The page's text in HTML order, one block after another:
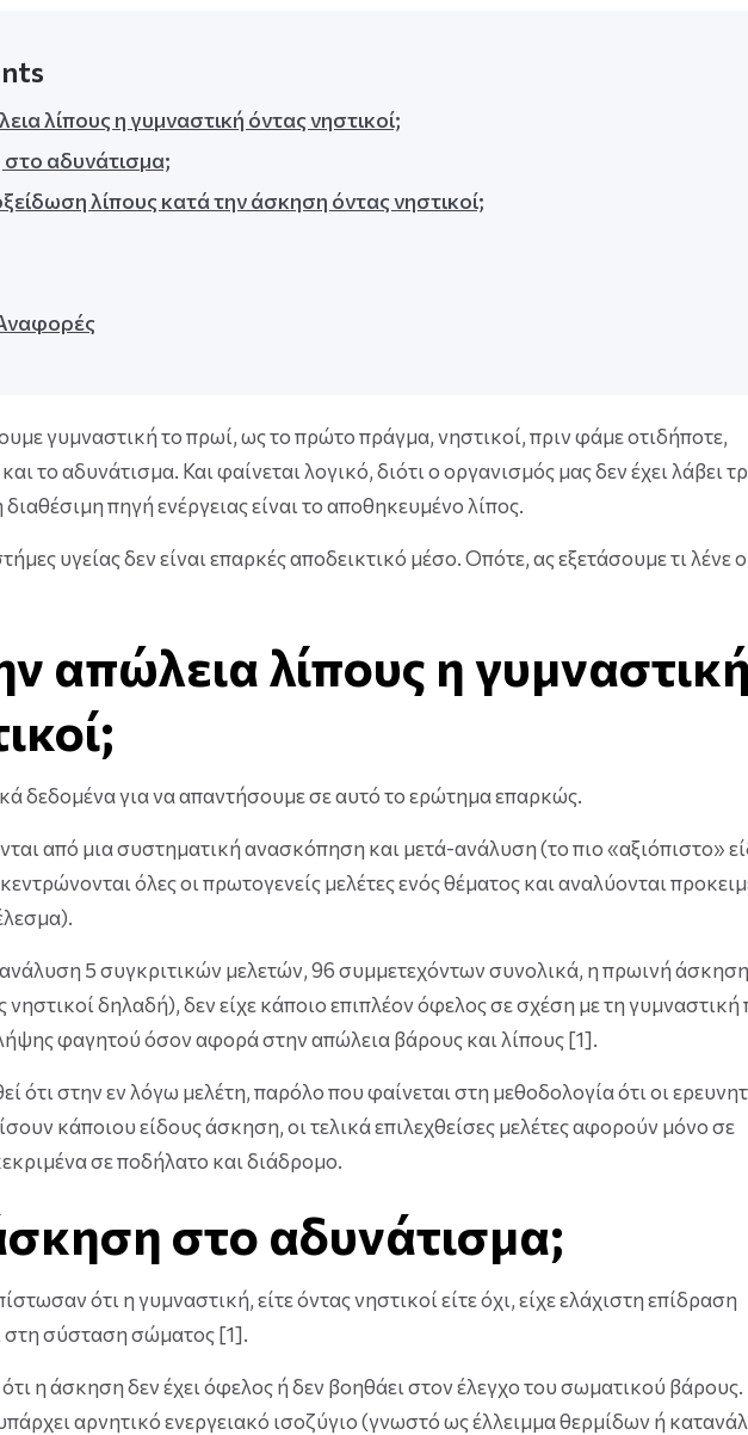
λίπους η γυμναστική όντας νηστικοί;
αδυνάτισμα;
λίπους κατά την άσκηση όντας νηστικοί;
γυμναστική το πρωί, ως το πρώτο πράγμα, νηστικοί, πριν φάμε οτιδήποτε,
το αδυνάτισμα. Και φαίνεται λογικό, διότι ο οργανισμός μας δεν έχει λάβει
πηγή ενέργειας είναι το αποθηκευμένο λίπος.
υγείας δεν είναι επαρκές αποδεικτικό μέσο. Οπότε, ας εξετάσουμε τι λένε
απώλεια λίπους η γυμναστική
δεδομένα για να απαντήσουμε σε αυτό το ερώτημα επαρκώς.
από μια συστηματική ανασκόπηση και μετά-ανάλυση (το πιο «αξιόπιστο»
όλες οι πρωτογενείς μελέτες ενός θέματος και αναλύονται
5 συγκριτικών μελετών, 96 συμμετεχόντων συνολικά, η πρωινή
δηλαδή), δεν είχε κάποιο επιπλέον όφελος σε σχέση με τη γυμναστική
φαγητού όσον αφορά στην απώλεια βάρους και λίπους [1].
ότι στην εν λόγω μελέτη, παρόλο που φαίνεται στη μεθοδολογία ότι οι
κάποιου είδους άσκηση, οι τελικά επιλεχθείσες μελέτες αφορούν μόνο σε
σε ποδήλατο και διάδρομο.
στο αδυνάτισμα;
ότι η γυμναστική, είτε όντας νηστικοί είτε όχι, είχε ελάχιστη επίδραση
στη σύσταση σώματος [1].
η άσκηση δεν έχει όφελος ή δεν βοηθάει στον έλεγχο του σωματικού βάρους.
αρνητικό ενεργειακό ισοζύγιο (γνωστό ως έλλειμμα θερμίδων ή